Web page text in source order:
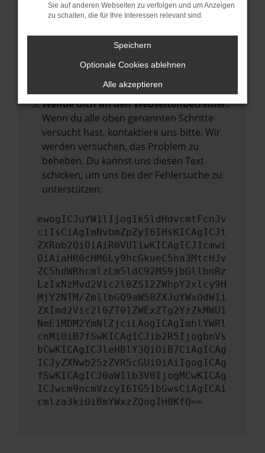
Betriebssystem auf dem neuesten Stand
Veraltete Software birgt nicht nur ein
führen, dass bestimmte Funktionen nicht
mehr unterstützt werden.
Wende dich an den Webseitenbetreiber.
Wenn du alle oben genannten Schritte
versucht hast, kontaktiere uns bitte. Wir
werden versuchen, das Problem zu
beheben. Du kannst uns diesen Text
schicken, um uns bei der Fehlersuche zu
unterstützen:
ewogICJuYW1lIjogIk5ldHdvcmtFcnJv
ciIsCiAgImNvbmZpZyI6IHsKICAgICJt
ZXRob2QiOiAiR0VUIiwKICAgICJ1cmwi
OiAiaHR0cHM6Ly9hcGkueC5ha3MtcHJv
ZC5hdWRhcmlzLm5ldC92MS9jbGllbnRz
LzIxNzMvd2Vic2l0ZS12ZWhpY2xlcy9H
MjY2NTM/ZmllbGQ9aW50ZXJuYWxOdW1i
ZXImd2Vic2l0ZT01ZWExZTg2YzZkMWU1
NmE1MDM2YmNlZjciLAogICAgImhlYWRl
cnMiOiB7fSwKICAgICJib2R5IjogbnVs
bCwKICAgICJleHBlY3QiOiB7CiAgICAg
ICJyZXNwb25zZVR5cGUiOiAiIgogICAg
fSwKICAgICJ0aW1lb3V0IjogMCwKICAg
ICJwcm9ncmVzcyI6IG51bGwsCiAgICAi
cmlza3kiOiBmYWxzZQogIH0KfQ==
Sie auf anderen Webseiten zu verfolgen und um Anzeigen
zu schalten, die für Ihre Interessen relevant sind.
Speichern
Optionale Cookies ablehnen
Alle akzeptieren